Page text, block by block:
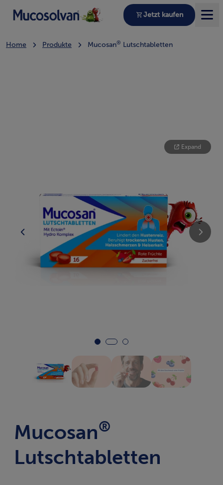
Jetzt kaufen
Home
Unsere Werte
Home Produkte Mucosan® Lutschtabletten
Expand
Mucosan®
Lutschtabletten